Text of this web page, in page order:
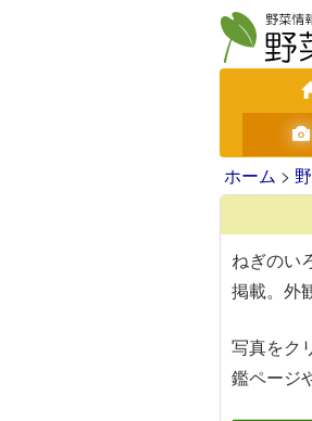
ホーム >
ねぎのい
掲載。外
写真をク
鑑ページ